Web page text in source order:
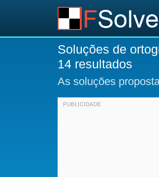
Soluções de
14 resultados
As soluções